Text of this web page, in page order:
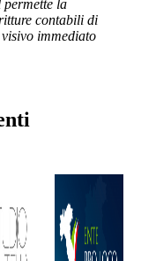
permette la
contabili di
immediato